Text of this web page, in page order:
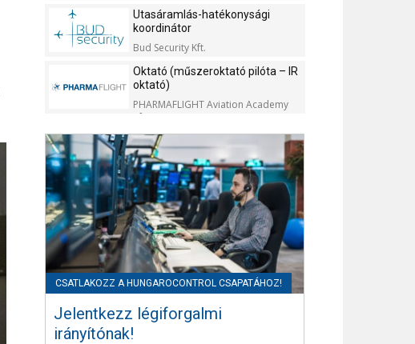
Utasáramlás-hatékonysági
koordinátor
Bud Security Kft.
Oktató (műszeroktató pilóta – IR
oktató)
PHARMAFLIGHT Aviation Academy
Kft.
Jelentkezz légiforgalmi
irányítónak!